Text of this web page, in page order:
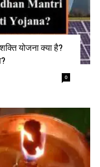
योजना क्या है?
0